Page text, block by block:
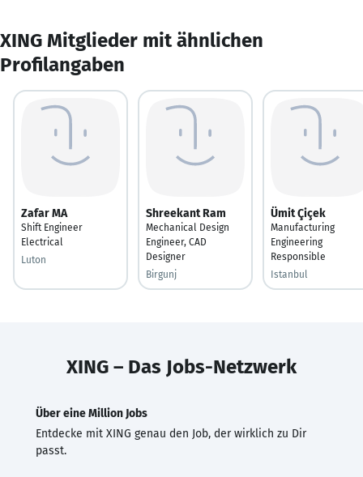
XING Mitglieder mit ähnlichen
Profilangaben
Zafar MA
Shift Engineer
Electrical
Luton
Shreekant Ram
Mechanical Design
Engineer, CAD
Designer
Birgunj
Ümit Çiçek
Manufacturing
Engineering
Responsible
Istanbul
XING – Das Jobs-Netzwerk
Über eine Million Jobs
Entdecke mit XING genau den Job, der wirklich zu Dir
passt.